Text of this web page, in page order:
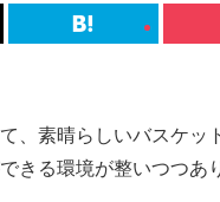
、素晴らしいバスケ
きる環境が整いつつあ